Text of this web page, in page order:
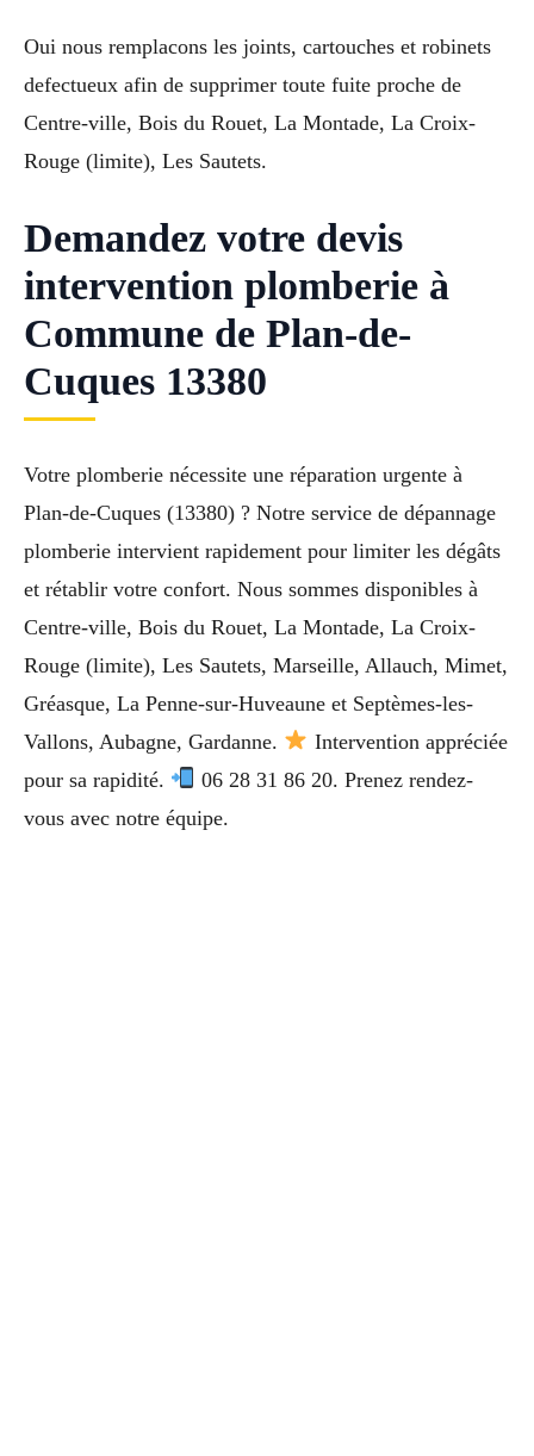
Oui nous remplacons les joints, cartouches et robinets
defectueux afin de supprimer toute fuite proche de
Centre-ville, Bois du Rouet, La Montade, La Croix-
Rouge (limite), Les Sautets.
Demandez votre devis
intervention plomberie à
Commune de Plan-de-
Cuques 13380
Votre plomberie nécessite une réparation urgente à
Plan-de-Cuques (13380) ? Notre service de dépannage
plomberie intervient rapidement pour limiter les dégâts
et rétablir votre confort. Nous sommes disponibles à
Centre-ville, Bois du Rouet, La Montade, La Croix-
Rouge (limite), Les Sautets, Marseille, Allauch, Mimet,
Gréasque, La Penne-sur-Huveaune et Septèmes-les-
Vallons, Aubagne, Gardanne.
Intervention appréciée
pour sa rapidité.
06 28 31 86 20. Prenez rendez-
vous avec notre équipe.